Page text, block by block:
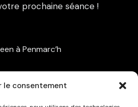
le consentement
prochaine séance !
à Penmarc’h